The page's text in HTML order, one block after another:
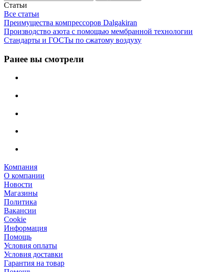
Статьи
Все статьи
Преимущества компрессоров Dalgakiran
Производство азота с помощью мембранной технологии
Стандарты и ГОСТы по сжатому воздуху
Ранее вы смотрели
Компания
О компании
Новости
Магазины
Политика
Вакансии
Сookie
Информация
Помощь
Условия оплаты
Условия доставки
Гарантия на товар